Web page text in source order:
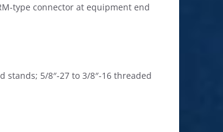
type connector at equipment end
stands; 5/8″-27 to 3/8″-16 threaded